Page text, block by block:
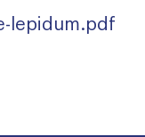
lepidum.pdf